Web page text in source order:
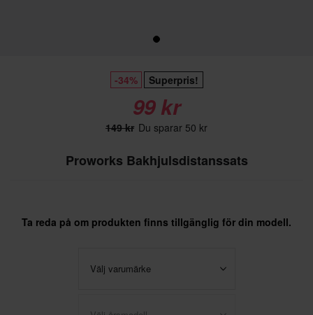
-34% Superpris!
99 kr
149 kr Du sparar 50 kr
Proworks Bakhjulsdistanssats
Ta reda på om produkten finns tillgänglig för din modell.
Välj varumärke